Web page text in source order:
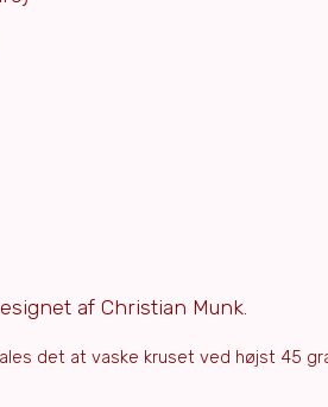
af Christian Munk.
det at vaske kruset ved højst 45